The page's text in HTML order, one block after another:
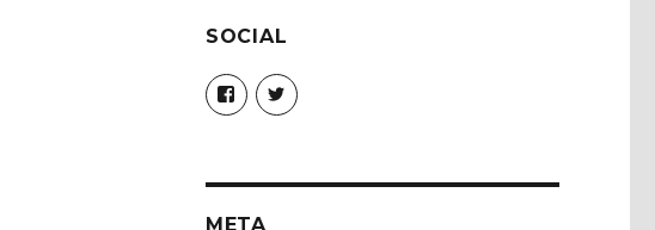
SOCIAL
Profil
von
christoph.fleischer1
anzeigen
Profil
von
anzeigen
META